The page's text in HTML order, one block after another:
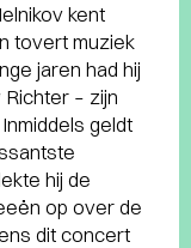
kent
tovert muziek
jaren had hij
– zijn
geldt
hij de
op over de
dit concert